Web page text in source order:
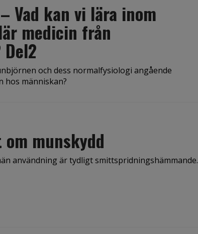
Vad kan vi lära inom
medicin från
och dess normal­fysiologi angående
hos människan?
munskydd
användning är tydligt smittspridningshämmande.